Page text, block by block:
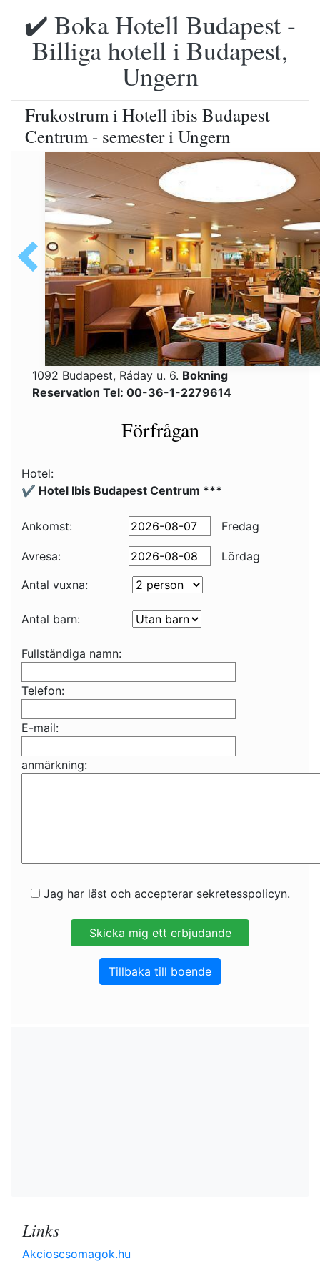
✔️ Boka Hotell Budapest -
Billiga hotell i Budapest,
Ungern
Frukostrum i Hotell ibis Budapest
Centrum - semester i Ungern
1092 Budapest, Ráday u. 6. Bokning
Reservation Tel: 00-36-1-2279614
Förfrågan
Hotel:
✔️ Hotel Ibis Budapest Centrum ***
Ankomst: Fredag
Avresa:
Lördag
Antal vuxna:
Antal barn:
Fullständiga namn:
Telefon:
E-mail:
anmärkning:
Jag har läst och accepterar sekretesspolicyn.
Tillbaka till boende
Links
Akcioscsomagok.hu